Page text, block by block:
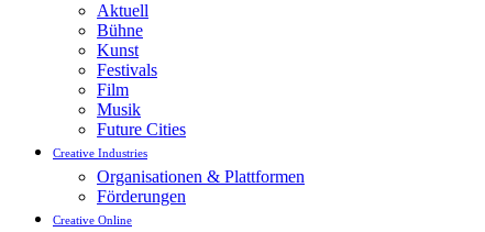
Aktuell
Bühne
Kunst
Festivals
Film
Musik
Future Cities
Creative Industries
Organisationen & Plattformen
Förderungen
Creative Online